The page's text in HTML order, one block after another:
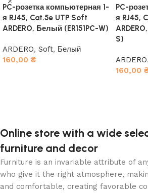
PC-розетка компьютерная 1-
я RJ45, Cat.5e UTP Soft
ARDERO, Белый (ER151PC-W)
ARDERO, Soft, Белый
160,00 ₴
PC-
я RJ45,
S)
ARDERO,
160,00
Online store with a wide
furniture and decor
Furniture is an invariable attribute of
who give it the right atmosphere,
and comfortable, creating favorable